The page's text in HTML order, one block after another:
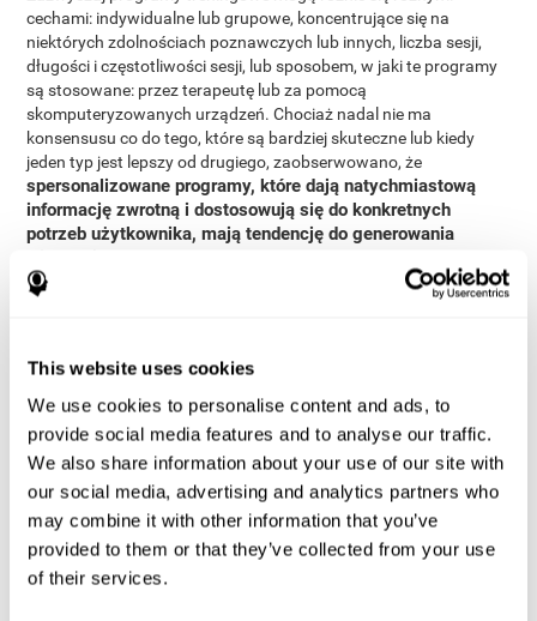
This website uses cookies
We use cookies to personalise content and ads, to
provide social media features and to analyse our traffic.
We also share information about your use of our site with
our social media, advertising and analytics partners who
may combine it with other information that you’ve
provided to them or that they’ve collected from your use
of their services.
cechami: indywidualne lub grupowe, koncentrujące się na
niektórych zdolnościach poznawczych lub innych, liczba sesji,
długości i częstotliwości sesji, lub sposobem, w jaki te programy
są stosowane: przez terapeutę lub za pomocą
skomputeryzowanych urządzeń. Chociaż nadal nie ma
konsensusu co do tego, które są bardziej skuteczne lub kiedy
jeden typ jest lepszy od drugiego, zaobserwowano, że
spersonalizowane programy, które dają natychmiastową
informację zwrotną i dostosowują się do konkretnych
potrzeb użytkownika, mają tendencję do generowania
Dlatego celem tego badania jest ustalenie, czy korzyści płynące
Metodologia
Uczestnicy
Do udziału zaproszono tychdorosłych w wieku powyżej 50
lat, którzy uczestniczyli w przychodni Wydziału Neurologii
Centrum Medycznego Sourasky w Tel-Avivie.Kryteriami
włączeniabyła chęć uczestnictwa w badaniu, umiejętność
zrozumienia znaczenia formularza zgody i możliwość szkolenia
na komputerze w domu.